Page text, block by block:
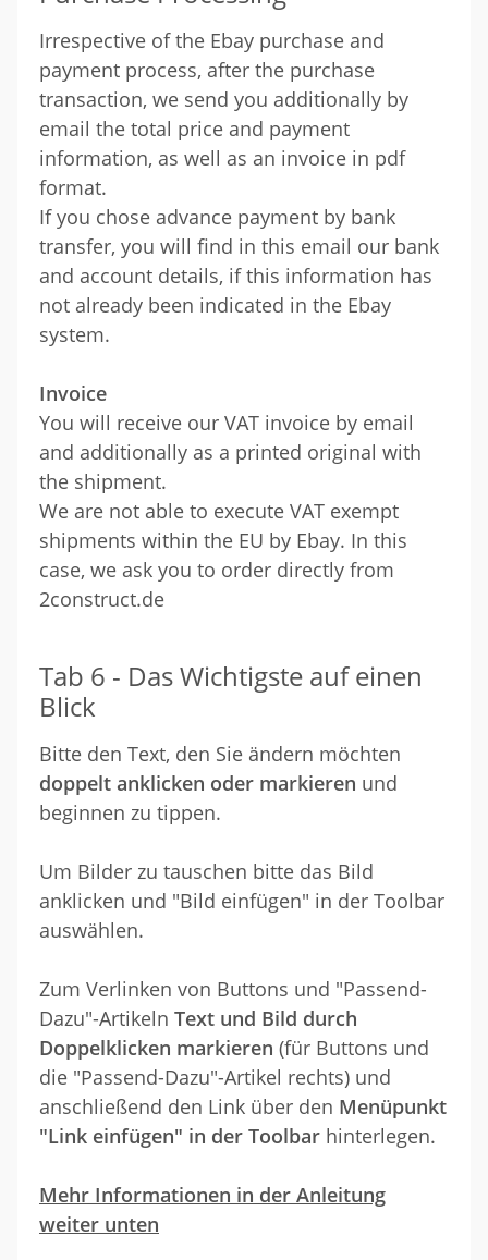
Irrespective of the Ebay purchase and
payment process, after the purchase
transaction, we send you additionally by
email the total price and payment
information, as well as an invoice in pdf
format.
If you chose advance payment by bank
transfer, you will find in this email our bank
and account details, if this information has
not already been indicated in the Ebay
system.
Invoice
You will receive our VAT invoice by email
and additionally as a printed original with
the shipment.
We are not able to execute VAT exempt
shipments within the EU by Ebay. In this
case, we ask you to order directly from
2construct.de
Tab 6 - Das Wichtigste auf einen
Blick
Bitte den Text, den Sie ändern möchten
doppelt anklicken oder markieren und
beginnen zu tippen.
Um Bilder zu tauschen bitte das Bild
anklicken und "Bild einfügen" in der Toolbar
auswählen.
Zum Verlinken von Buttons und "Passend-
Dazu"-Artikeln Text und Bild durch
Doppelklicken markieren (für Buttons und
die "Passend-Dazu"-Artikel rechts) und
anschließend den Link über den Menüpunkt
"Link einfügen" in der Toolbar hinterlegen.
Mehr Informationen in der Anleitung
weiter unten